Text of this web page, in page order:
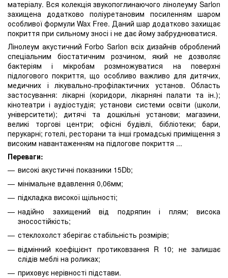
матеріалу. Вся колекція звукопоглинаючого лінолеуму Sarlon
захищена додатково поліуретановим посиленням шаром
особливої ​​формули Wax Free. Даний шар додатково захищає
покриття при сильному зносі і не дає йому забруднюватися.
Лінолеум акустичний Forbo Sarlon всіх дизайнів оброблений
спеціальним біостатичним розчином, який не дозволяє
бактеріям і мікробам розмножуватися на поверхні
підлогового покриття, що особливо важливо для дитячих,
медичних і лікувально-профілактичних установ. Область
застосування: лікарні (коридори, лікарняні палати та ін.);
кінотеатри і аудіостудія; установи системи освіти (школи,
університети); дитячі та дошкільні установи; магазини,
великі торгові центри; офісні будівлі, бібліотеки; бари,
перукарні; готелі, ресторани та інші громадські приміщення з
високим навантаженням на підлогове покриття ...
Переваги:
високі акустичні показники 15Db;
мінімальне вдавлення 0,06мм;
підкладка високої щільності;
надійно захищений від подряпин і плям; висока
зносостійкість;
стеклохолст зберігає стабільність розмірів;
відмінний коефіцієнт протиковзання R 10; не залишає
слідів меблі на роликах;
приховує нерівності підстави.